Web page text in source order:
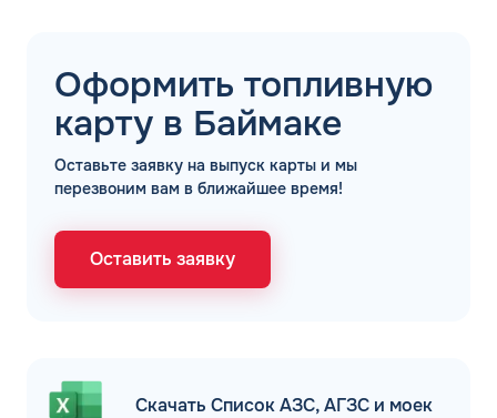
Оформить топливную
карту в Баймаке
Оставьте заявку на выпуск карты и мы
перезвоним вам в ближайшее время!
Оставить заявку
Скачать Список АЗС, АГЗС и моек